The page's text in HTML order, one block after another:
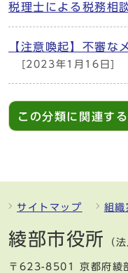
税理士による税務相
【注意喚起】不審な
[2023年1月16日]
この分類に関連す
サイトマップ 組織
綾部市役所 （
〒623-8501 京都府綾